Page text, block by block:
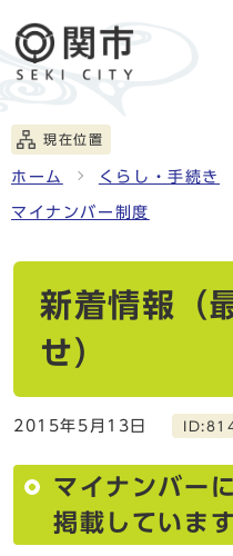
現在位置
ホーム くらし・手続き
マイナンバー制度
新着情報（
せ）
2015年5月13日
マイナンバー
掲載しています